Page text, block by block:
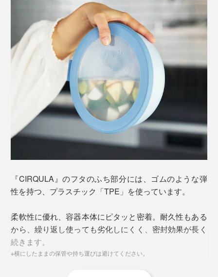
『CIRQULA』のフタのふち部分には、ゴムのような弾
性を持つ、プラスチック「TPE」を使っています。
柔軟性に優れ、容器本体にピタッと密着。耐久性もある
から、繰り返し使っても劣化しにくく、密封効果が長く
続きます。
※横にしたままの保管や持ち運びは避けてください。